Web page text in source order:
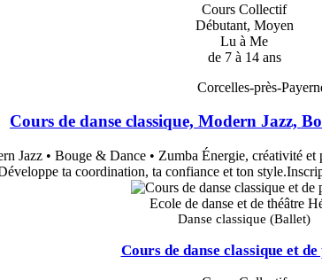
Cours Collectif
Débutant, Moyen
Lu à Me
de 7 à 14 ans
Corcelles-près-
Cours de danse classique, Modern Jazz,
Jazz • Bouge & Dance • Zumba Énergie, créativité
ta coordination, ta confiance et ton
Ecole de danse et de théâtre
Danse classique (Ballet)
Cours de danse classique et de